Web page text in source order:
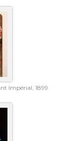
Impérial, 1899